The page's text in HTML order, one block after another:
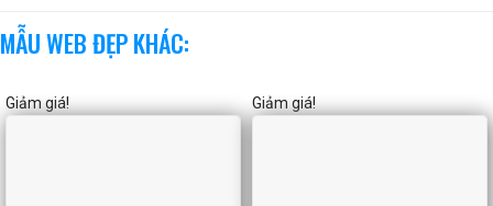
MẪU WEB ĐẸP KHÁC:
Giảm giá! Giảm giá!